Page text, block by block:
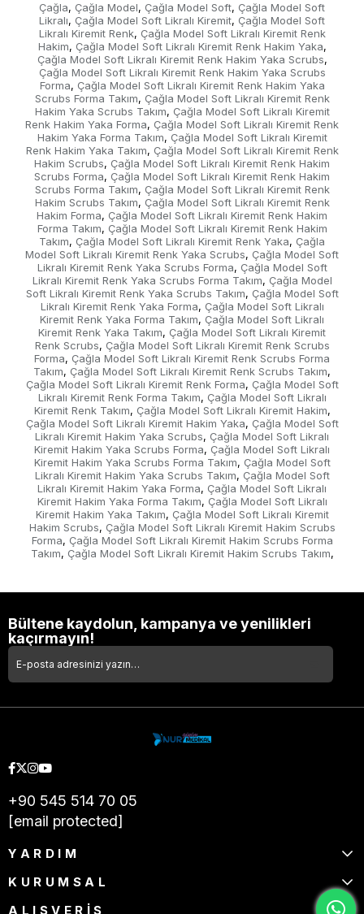
Çağla, Çağla Model, Çağla Model Soft, Çağla Model Soft
Likralı, Çağla Model Soft Likralı Kiremit, Çağla Model Soft
Likralı Kiremit Renk, Çağla Model Soft Likralı Kiremit Renk
Hakim, Çağla Model Soft Likralı Kiremit Renk Hakim Yaka,
Çağla Model Soft Likralı Kiremit Renk Hakim Yaka Scrubs,
Çağla Model Soft Likralı Kiremit Renk Hakim Yaka Scrubs
Forma, Çağla Model Soft Likralı Kiremit Renk Hakim Yaka
Scrubs Forma Takım, Çağla Model Soft Likralı Kiremit Renk
Hakim Yaka Scrubs Takım, Çağla Model Soft Likralı Kiremit
Renk Hakim Yaka Forma, Çağla Model Soft Likralı Kiremit Renk
Hakim Yaka Forma Takım, Çağla Model Soft Likralı Kiremit
Renk Hakim Yaka Takım, Çağla Model Soft Likralı Kiremit Renk
Hakim Scrubs, Çağla Model Soft Likralı Kiremit Renk Hakim
Scrubs Forma, Çağla Model Soft Likralı Kiremit Renk Hakim
Scrubs Forma Takım, Çağla Model Soft Likralı Kiremit Renk
Hakim Scrubs Takım, Çağla Model Soft Likralı Kiremit Renk
Hakim Forma, Çağla Model Soft Likralı Kiremit Renk Hakim
Forma Takım, Çağla Model Soft Likralı Kiremit Renk Hakim
Takım, Çağla Model Soft Likralı Kiremit Renk Yaka, Çağla
Model Soft Likralı Kiremit Renk Yaka Scrubs, Çağla Model Soft
Likralı Kiremit Renk Yaka Scrubs Forma, Çağla Model Soft
Likralı Kiremit Renk Yaka Scrubs Forma Takım, Çağla Model
Soft Likralı Kiremit Renk Yaka Scrubs Takım, Çağla Model Soft
Likralı Kiremit Renk Yaka Forma, Çağla Model Soft Likralı
Kiremit Renk Yaka Forma Takım, Çağla Model Soft Likralı
Kiremit Renk Yaka Takım, Çağla Model Soft Likralı Kiremit
Renk Scrubs, Çağla Model Soft Likralı Kiremit Renk Scrubs
Forma, Çağla Model Soft Likralı Kiremit Renk Scrubs Forma
Takım, Çağla Model Soft Likralı Kiremit Renk Scrubs Takım,
Çağla Model Soft Likralı Kiremit Renk Forma, Çağla Model Soft
Likralı Kiremit Renk Forma Takım, Çağla Model Soft Likralı
Kiremit Renk Takım, Çağla Model Soft Likralı Kiremit Hakim,
Çağla Model Soft Likralı Kiremit Hakim Yaka, Çağla Model Soft
Likralı Kiremit Hakim Yaka Scrubs, Çağla Model Soft Likralı
Kiremit Hakim Yaka Scrubs Forma, Çağla Model Soft Likralı
Kiremit Hakim Yaka Scrubs Forma Takım, Çağla Model Soft
Likralı Kiremit Hakim Yaka Scrubs Takım, Çağla Model Soft
Likralı Kiremit Hakim Yaka Forma, Çağla Model Soft Likralı
Kiremit Hakim Yaka Forma Takım, Çağla Model Soft Likralı
Kiremit Hakim Yaka Takım, Çağla Model Soft Likralı Kiremit
Hakim Scrubs, Çağla Model Soft Likralı Kiremit Hakim Scrubs
Forma, Çağla Model Soft Likralı Kiremit Hakim Scrubs Forma
Takım, Çağla Model Soft Likralı Kiremit Hakim Scrubs Takım,
Bültene kaydolun, kampanya ve yenilikleri
kaçırmayın!
+90 545 514 70 05
[email protected]
YARDIM
KURUMSAL
ALIŞVERİŞ